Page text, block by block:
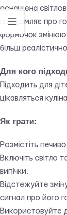
оснащена
повідомляє про
формочок
більш
Для кого
Підходить для
цікавляться
Як грати:
Розмістіть
Включіть світло
випічки.
Відстежуйте
сигнал про його
Використовуйте